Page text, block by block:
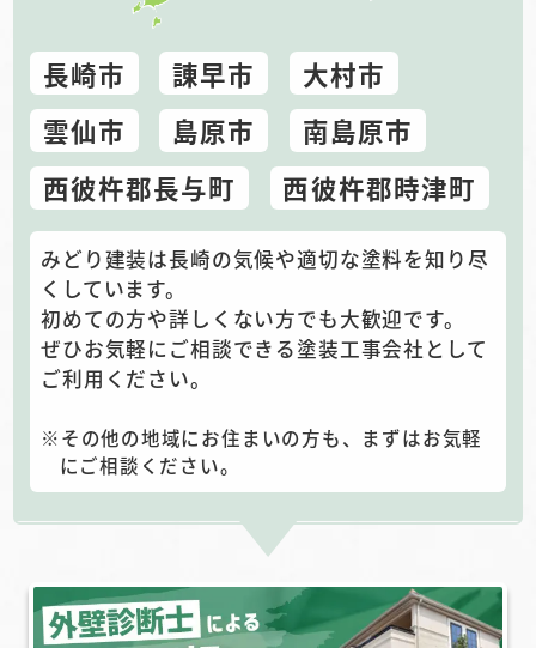
長崎市 諌早市
大村市
雲仙市
島原市
南島原市
西彼杵郡長与町
西彼杵郡時津町
みどり建装は長崎の気候や適切な塗料を知り尽
くしています。
初めての方や詳しくない方でも大歓迎です。
ぜひお気軽にご相談できる塗装工事会社として
ご利用ください。
その他の地域にお住まいの方も、まずはお気軽
にご相談ください。